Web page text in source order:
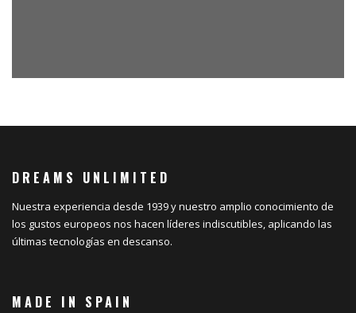
DREAMS UNLIMITED
Nuestra experiencia desde 1939 y nuestro amplio conocimiento de
los gustos europeos nos hacen líderes indiscutibles, aplicando las
últimas tecnologías en descanso.
MADE IN SPAIN